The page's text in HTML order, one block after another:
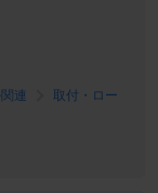
連
取付・ロー